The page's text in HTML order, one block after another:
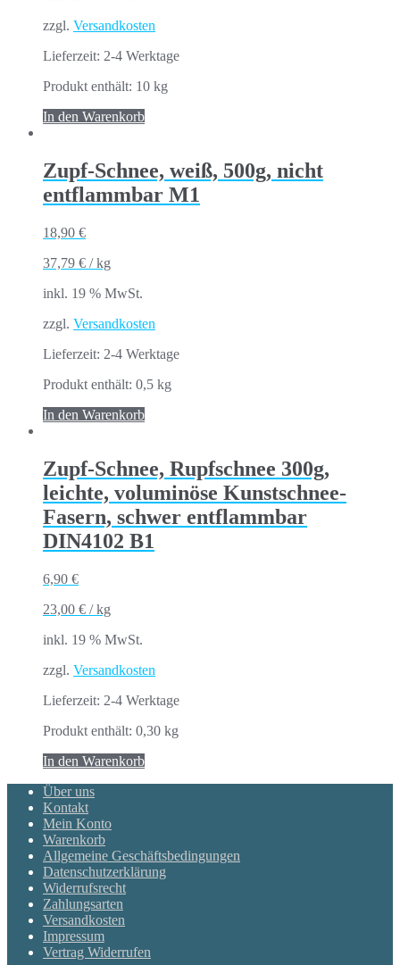
zzgl. Versandkosten
Lieferzeit: 2-4 Werktage
Produkt enthält: 10 kg
In den Warenkorb
Zupf-Schnee, weiß, 500g, nicht
entflammbar M1
18,90 €
37,79 € /kg
inkl. 19 % MwSt.
zzgl. Versandkosten
Lieferzeit: 2-4 Werktage
Produkt enthält: 0,5 kg
In den Warenkorb
Zupf-Schnee, Rupfschnee 300g,
leichte, voluminöse Kunstschnee-
Fasern, schwer entflammbar
DIN4102 B1
6,90 €
23,00 € /kg
inkl. 19 % MwSt.
zzgl. Versandkosten
Lieferzeit: 2-4 Werktage
Produkt enthält: 0,30 kg
In den Warenkorb
Über uns
Kontakt
Mein Konto
Warenkorb
Allgemeine Geschäftsbedingungen
Datenschutzerklärung
Widerrufsrecht
Zahlungsarten
Versandkosten
Impressum
Vertrag Widerrufen